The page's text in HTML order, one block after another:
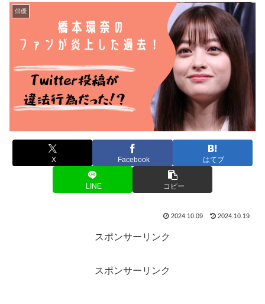
俳優
X Facebook はてブ
LINE コピー
2024.10.09 2024.10.19
スポンサーリンク
スポンサーリンク